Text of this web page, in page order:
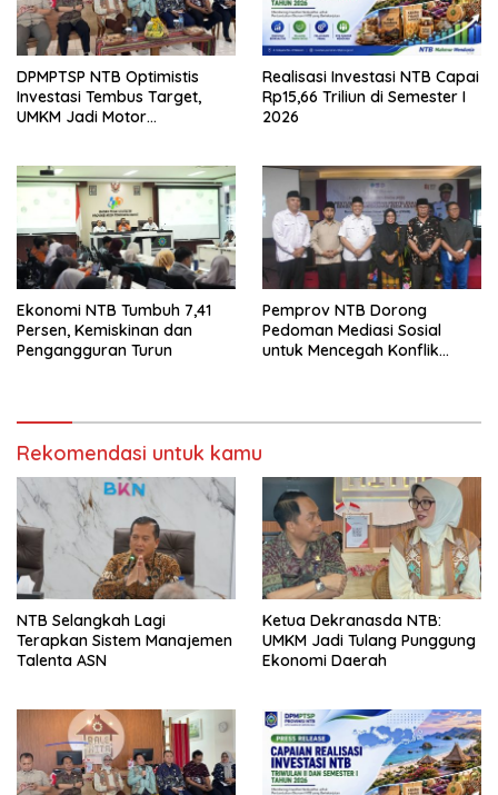
DPMPTSP NTB Optimistis
Investasi Tembus Target,
UMKM Jadi Motor
Realisasi Investasi NTB Capai
Rp15,66 Triliun di Semester I
2026
Ekonomi NTB Tumbuh 7,41
Persen, Kemiskinan dan
Pengangguran Turun
Pemprov NTB Dorong
Pedoman Mediasi Sosial
untuk Mencegah Konflik
Rekomendasi untuk kamu
NTB Selangkah Lagi
Terapkan Sistem Manajemen
Talenta ASN
Ketua Dekranasda NTB:
UMKM Jadi Tulang Punggung
Ekonomi Daerah